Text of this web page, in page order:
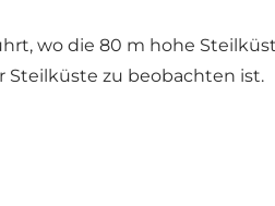
wo die 80 m hohe
Steilküste zu beobachten ist.